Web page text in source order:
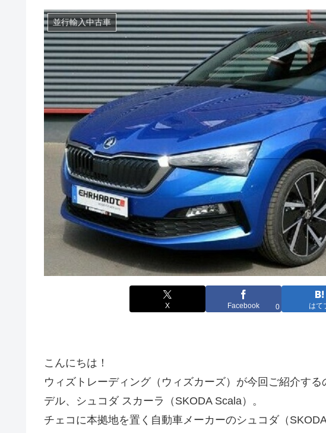
並行輸入中古車
X Facebook 0 はて
こんにちは！
ウィズトレーディング（ウィズカーズ）が今回ご紹介す
デル、シュコダ スカーラ（SKODA Scala）。
チェコに本拠地を置く自動車メーカーのシュコダ（SKODA